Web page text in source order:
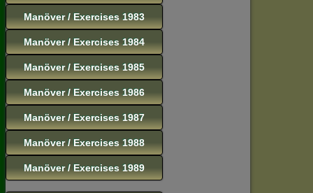
Manöver / Exercises 1983
Manöver / Exercises 1984
Manöver / Exercises 1985
Manöver / Exercises 1986
Manöver / Exercises 1987
Manöver / Exercises 1988
Manöver / Exercises 1989